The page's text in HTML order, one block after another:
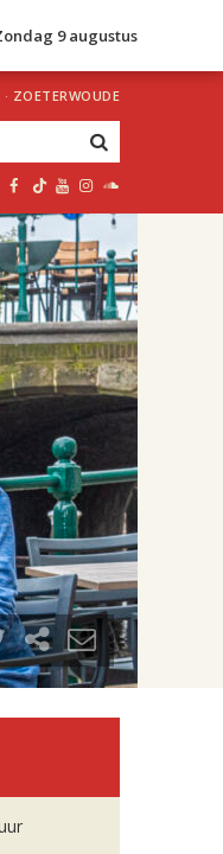
9 augustus
· ZOETERWOUDE
uur 1 van 1
Volgend uur»